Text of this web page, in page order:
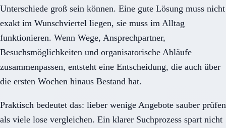
Unterschiede groß sein können. Eine gute Lösung muss nicht
exakt im Wunschviertel liegen, sie muss im Alltag
funktionieren. Wenn Wege, Ansprechpartner,
Besuchsmöglichkeiten und organisatorische Abläufe
zusammenpassen, entsteht eine Entscheidung, die auch über
die ersten Wochen hinaus Bestand hat.
Praktisch bedeutet das: lieber wenige Angebote sauber prüfen
als viele lose vergleichen. Ein klarer Suchprozess spart nicht